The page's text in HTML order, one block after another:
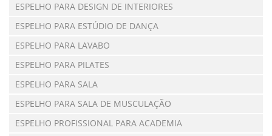
ESPELHO PARA DESIGN DE INTERIORES
ESPELHO PARA ESTÚDIO DE DANÇA
ESPELHO PARA LAVABO
ESPELHO PARA PILATES
ESPELHO PARA SALA
ESPELHO PARA SALA DE MUSCULAÇÃO
ESPELHO PROFISSIONAL PARA ACADEMIA